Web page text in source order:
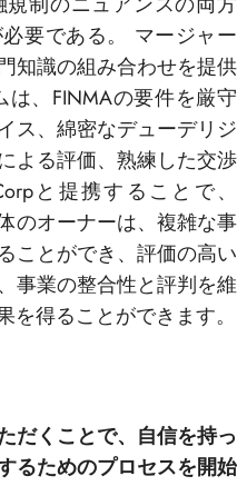
要である。 マージャー
知識の組み合わせを提供
、FINMAの要件を厳守
ス、綿密なデューデリジ
よる評価、熟練した交渉
と提携することで、
のオーナーは、複雑な事
ことができ、評価の高い
事業の整合性と評判を維
得ることができます。
だくことで、自信を持っ
るためのプロセスを開始